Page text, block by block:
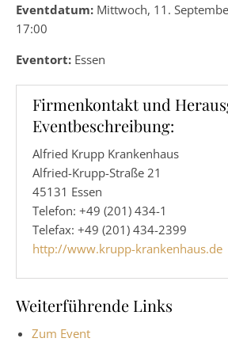
Eventdatum: Mittwoch, 11.
17:00
Eventort: Essen
Firmenkontakt und
Eventbeschreibung:
Alfried Krupp Krankenhaus
Alfried-Krupp-Straße 21
45131 Essen
Telefon: +49 (201) 434-1
Telefax: +49 (201) 434-2399
http://www.krupp-krankenhaus.de
Weiterführende Links
Zum Event